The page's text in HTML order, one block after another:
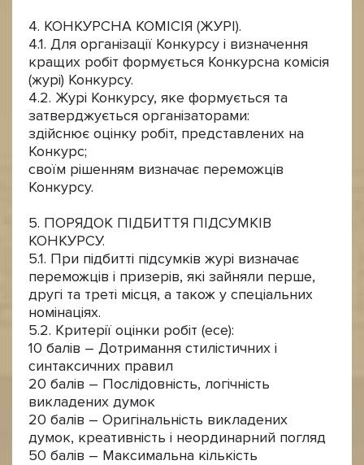
4. КОНКУРСНА КОМІСІЯ (ЖУРІ).
4.1. Для організації Конкурсу і визначення
кращих робіт формується Конкурсна комісія
(журі) Конкурсу.
4.2. Журі Конкурсу, яке формується та
затверджується організаторами:
здійснює оцінку робіт, представлених на
Конкурс;
своїм рішенням визначає переможців
Конкурсу.
5. ПОРЯДОК ПІДБИТТЯ ПІДСУМКІВ
КОНКУРСУ.
5.1. При підбитті підсумків журі визначає
переможців і призерів, які зайняли перше,
другі та треті місця, а також у спеціальних
номінаціях.
5.2. Критерії оцінки робіт (есе):
10 балів – Дотримання стилістичних і
синтаксичних правил
20 балів – Послідовність, логічність
викладених думок
20 балів – Оригінальність викладених
думок, креативність і неординарний погляд
50 балів – Максимальна кількість